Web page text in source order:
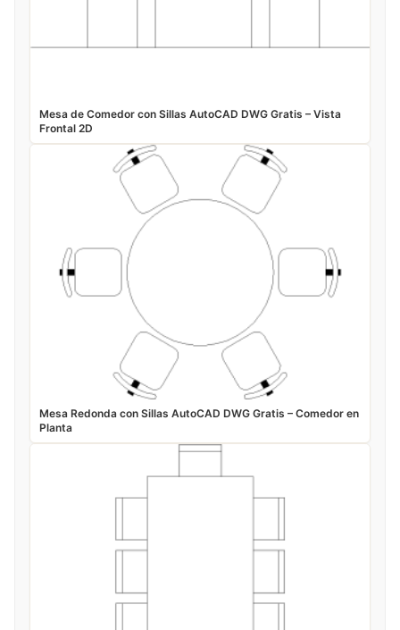
Mesa de Comedor con Sillas AutoCAD DWG Gratis – Vista
Frontal 2D
Mesa Redonda con Sillas AutoCAD DWG Gratis – Comedor en
Planta